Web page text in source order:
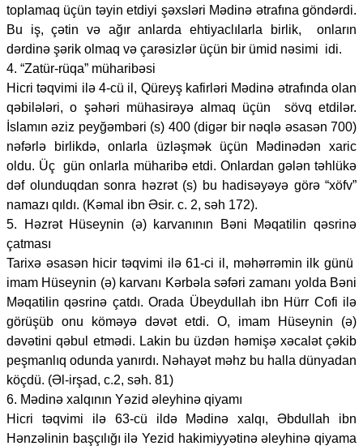
toplamaq üçün təyin etdiyi şəxsləri Mədinə ətrafına göndərdi.
Bu iş, çətin və ağır anlarda ehtiyaclılarla birlik, onların
dərdinə şərik olmaq və çarəsizlər üçün bir ümid nəsimi idi.
4. “Zatür-rüqa” müharibəsi
Hicri təqvimi ilə 4-cü il, Qüreyş kafirləri Mədinə ətrafında olan
qəbilələri, o şəhəri mühasirəyə almaq üçün sövq etdilər.
İslamın əziz peyğəmbəri (s) 400 (digər bir nəqlə əsasən 700)
nəfərlə birlikdə, onlarla üzləşmək üçün Mədinədən xaric
oldu. Üç gün onlarla müharibə etdi. Onlardan gələn təhlükə
dəf olunduqdan sonra həzrət (s) bu hadisəyəyə görə “xöfv”
namazı qıldı. (Kəmal ibn Əsir. c. 2, səh 172).
5. Həzrət Hüseynin (ə) karvanının Bəni Məqatilin qəsrinə
çatması
Tarixə əsasən hicir təqvimi ilə 61-ci il, məhərrəmin ilk günü
imam Hüseynin (ə) karvanı Kərbəla səfəri zamanı yolda Bəni
Məqatilin qəsrinə çatdı. Orada Übeydullah ibn Hürr Cofi ilə
görüşüb onu köməyə dəvət etdi. O, imam Hüseynin (ə)
dəvətini qəbul etmədi. Lakin bu üzdən həmişə xəcalət çəkib
peşmanlıq odunda yanırdı. Nəhayət məhz bu halla dünyadan
köçdü. (Əl-irşad, c.2, səh. 81)
6. Mədinə xalqının Yəzid əleyhinə qiyamı
Hicri təqvimi ilə 63-cü ildə Mədinə xalqı, Əbdullah ibn
Hənzəlinin başçılığı ilə Yezid hakimiyyətinə əleyhinə qiyama